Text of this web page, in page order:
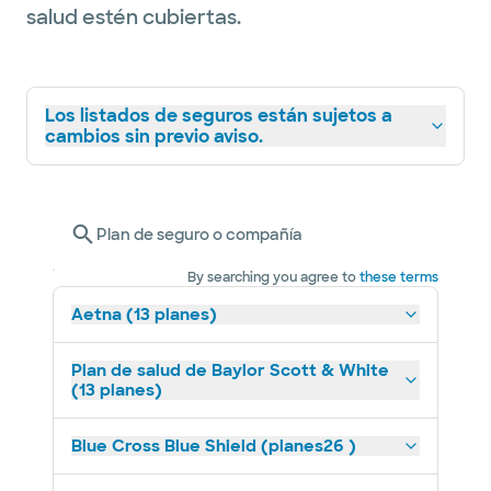
salud estén cubiertas.
Los listados de seguros están sujetos a
cambios sin previo aviso.
Plan de seguro o compañía
By searching you agree tothese terms
Aetna (13 planes)
Plan de salud de Baylor Scott & White
(13 planes)
Blue Cross Blue Shield (planes26 )